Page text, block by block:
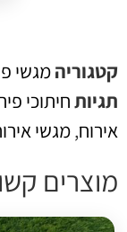
מגשי
חיתוכי
,מגשי